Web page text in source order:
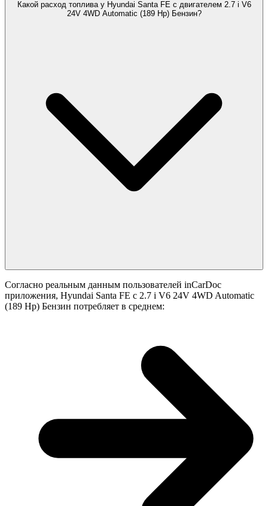
Какой расход топлива у Hyundai Santa FE с двигателем 2.7 i V6
24V 4WD Automatic (189 Hp) Бензин?
Согласно реальным данным пользователей inCarDoc
приложения, Hyundai Santa FE с 2.7 i V6 24V 4WD Automatic
(189 Hp) Бензин потребляет в среднем: